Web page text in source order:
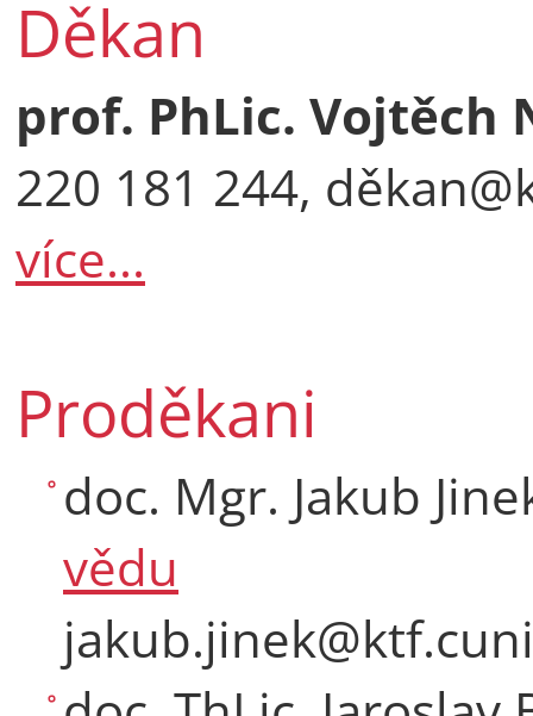
Děkan
prof. PhLic. Vojtěch
220 181 244,
více...
Proděkani
doc. Mgr. Jakub
vědu